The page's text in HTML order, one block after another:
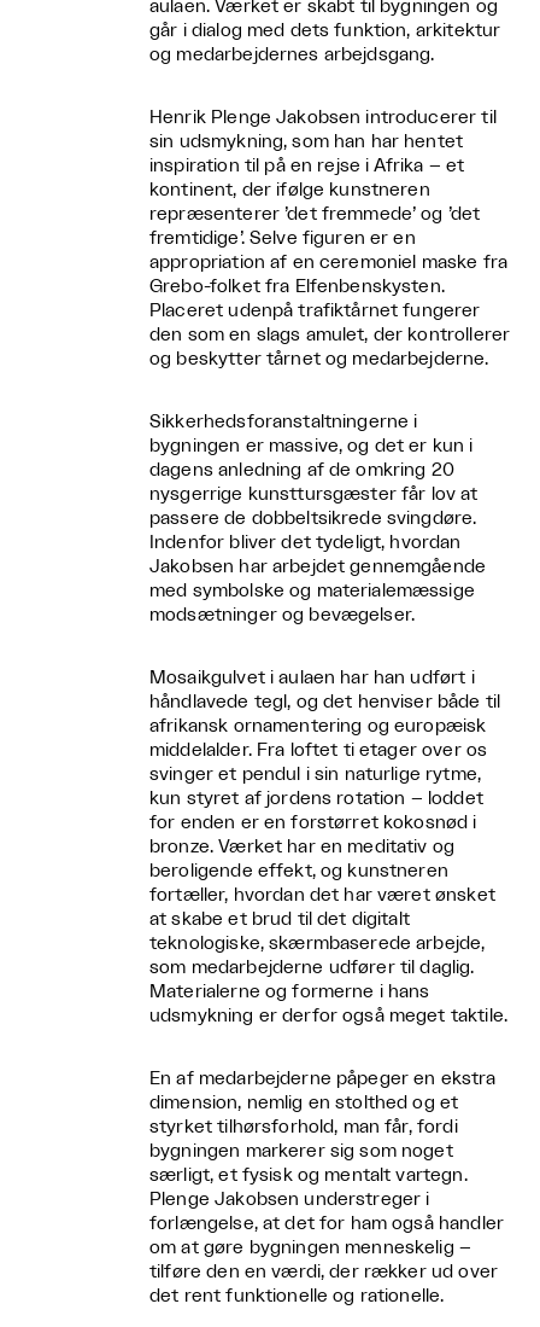
aulaen. Værket er skabt til bygningen og
går i dialog med dets funktion, arkitektur
og medarbejdernes arbejdsgang.
Henrik Plenge Jakobsen introducerer til
sin udsmykning, som han har hentet
inspiration til på en rejse i Afrika – et
kontinent, der ifølge kunstneren
repræsenterer ’det fremmede’ og ’det
fremtidige’. Selve figuren er en
appropriation af en ceremoniel maske fra
Grebo-folket fra Elfenbenskysten.
Placeret udenpå trafiktårnet fungerer
den som en slags amulet, der kontrollerer
og beskytter tårnet og medarbejderne.
Sikkerhedsforanstaltningerne i
bygningen er massive, og det er kun i
dagens anledning af de omkring 20
nysgerrige kunsttursgæster får lov at
passere de dobbeltsikrede svingdøre.
Indenfor bliver det tydeligt, hvordan
Jakobsen har arbejdet gennemgående
med symbolske og materialemæssige
modsætninger og bevægelser.
Mosaikgulvet i aulaen har han udført i
håndlavede tegl, og det henviser både til
afrikansk ornamentering og europæisk
middelalder. Fra loftet ti etager over os
svinger et pendul i sin naturlige rytme,
kun styret af jordens rotation – loddet
for enden er en forstørret kokosnød i
bronze. Værket har en meditativ og
beroligende effekt, og kunstneren
fortæller, hvordan det har været ønsket
at skabe et brud til det digitalt
teknologiske, skærmbaserede arbejde,
som medarbejderne udfører til daglig.
Materialerne og formerne i hans
udsmykning er derfor også meget taktile.
En af medarbejderne påpeger en ekstra
dimension, nemlig en stolthed og et
styrket tilhørsforhold, man får, fordi
bygningen markerer sig som noget
særligt, et fysisk og mentalt vartegn.
Plenge Jakobsen understreger i
forlængelse, at det for ham også handler
om at gøre bygningen menneskelig –
tilføre den en værdi, der rækker ud over
det rent funktionelle og rationelle.